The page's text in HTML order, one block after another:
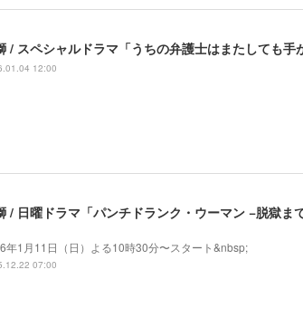
/ スペシャルドラマ「うちの弁護士はまたしても手
12:00
/ 日曜ドラマ「パンチドランク・ウーマン −脱獄ま
年1月11日（日）よる10時30分〜スタート&nbsp;
07:00